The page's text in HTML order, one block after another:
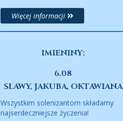
Więcej informacji
IMIENINY:
6.08
SLAWY, JAKUBA, OKTAWIANA
Wszystkim solenizantom składamy
najserdeczniejsze życzenia!